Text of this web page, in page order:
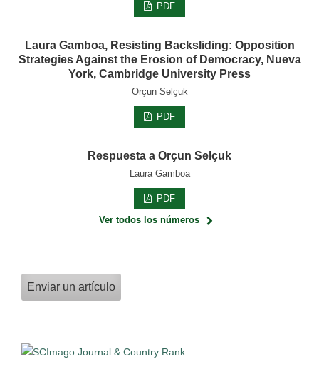
PDF
Laura Gamboa, Resisting Backsliding: Opposition
Strategies Against the Erosion of Democracy, Nueva
York, Cambridge University Press
Orçun Selçuk
PDF
Respuesta a Orçun Selçuk
Laura Gamboa
PDF
Ver todos los números
Enviar un artículo